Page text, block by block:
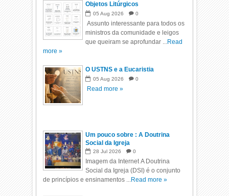
Objetos Litúrgicos
05 Aug 2026 0
Assunto interessante para todos os
ministros da comunidade e leigos
que queiram se aprofundar ...Read
more »
O USTNS e a Eucaristia
05 Aug 2026 0
Read more »
Um pouco sobre : A Doutrina
Social da Igreja
28 Jul 2026 0
Imagem da Internet A Doutrina
Social da Igreja (DSI) é o conjunto
de princípios e ensinamentos ...Read more »